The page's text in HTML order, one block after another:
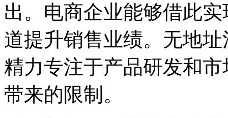
出。电商企业能够借此
道提升销售业绩。无地
精力专注于产品研发和
带来的限制。